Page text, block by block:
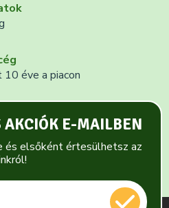
éve a piacon
AKCIÓK E-MAILBEN
és elsőként értesülhetsz az